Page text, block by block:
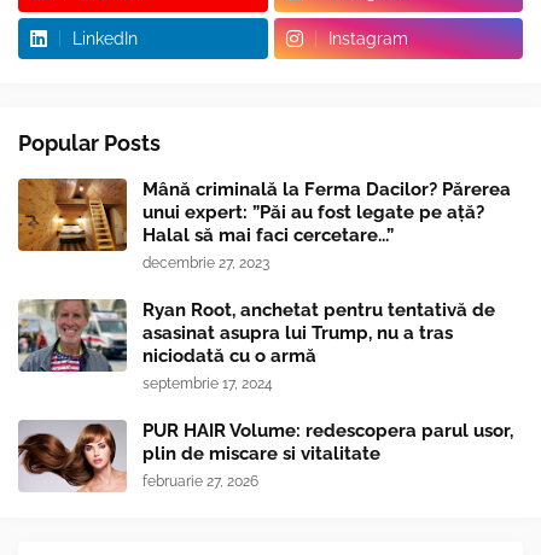
LinkedIn Instagram
Popular Posts
Mână criminală la Ferma Dacilor? Părerea
unui expert: ”Păi au fost legate pe ață?
Halal să mai faci cercetare...”
decembrie 27, 2023
Ryan Root, anchetat pentru tentativă de
asasinat asupra lui Trump, nu a tras
niciodată cu o armă
septembrie 17, 2024
PUR HAIR Volume: redescopera parul usor,
plin de miscare si vitalitate
februarie 27, 2026